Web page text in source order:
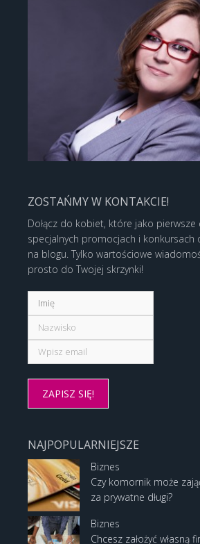
ZOSTAŃMY W KONTAKCIE!
Dołącz do kobiet, które jako
specjalnych promocjach i konkursach
na blogu. Tylko wartościowe
prosto do Twojej skrzynki!
NAJPOPULARNIEJSZE
Biznes
Czy komornik może
za prywatne długi?
Biznes
Chcesz założyć własną